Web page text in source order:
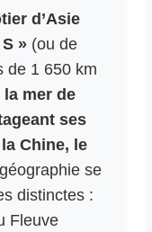
d’Asie
» (ou de
de 1 650 km
la mer de
ses
Chine, le
se
distinctes :
Fleuve